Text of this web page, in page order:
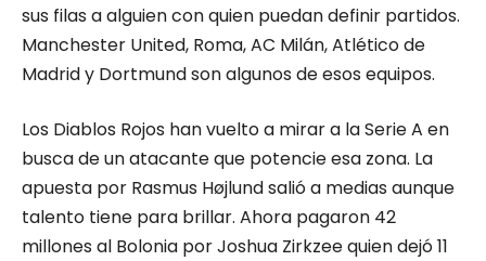
sus filas a alguien con quien puedan definir partidos.
Manchester United, Roma, AC Milán, Atlético de
Madrid y Dortmund son algunos de esos equipos.
Los Diablos Rojos han vuelto a mirar a la Serie A en
busca de un atacante que potencie esa zona. La
apuesta por Rasmus Højlund salió a medias aunque
talento tiene para brillar. Ahora pagaron 42
millones al Bolonia por Joshua Zirkzee quien dejó 11